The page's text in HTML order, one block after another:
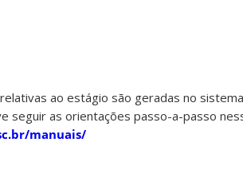
ao estágio são geradas no sistema
seguir as orientações passo-a-passo
manuais/